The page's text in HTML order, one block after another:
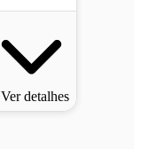
Ver detalhes